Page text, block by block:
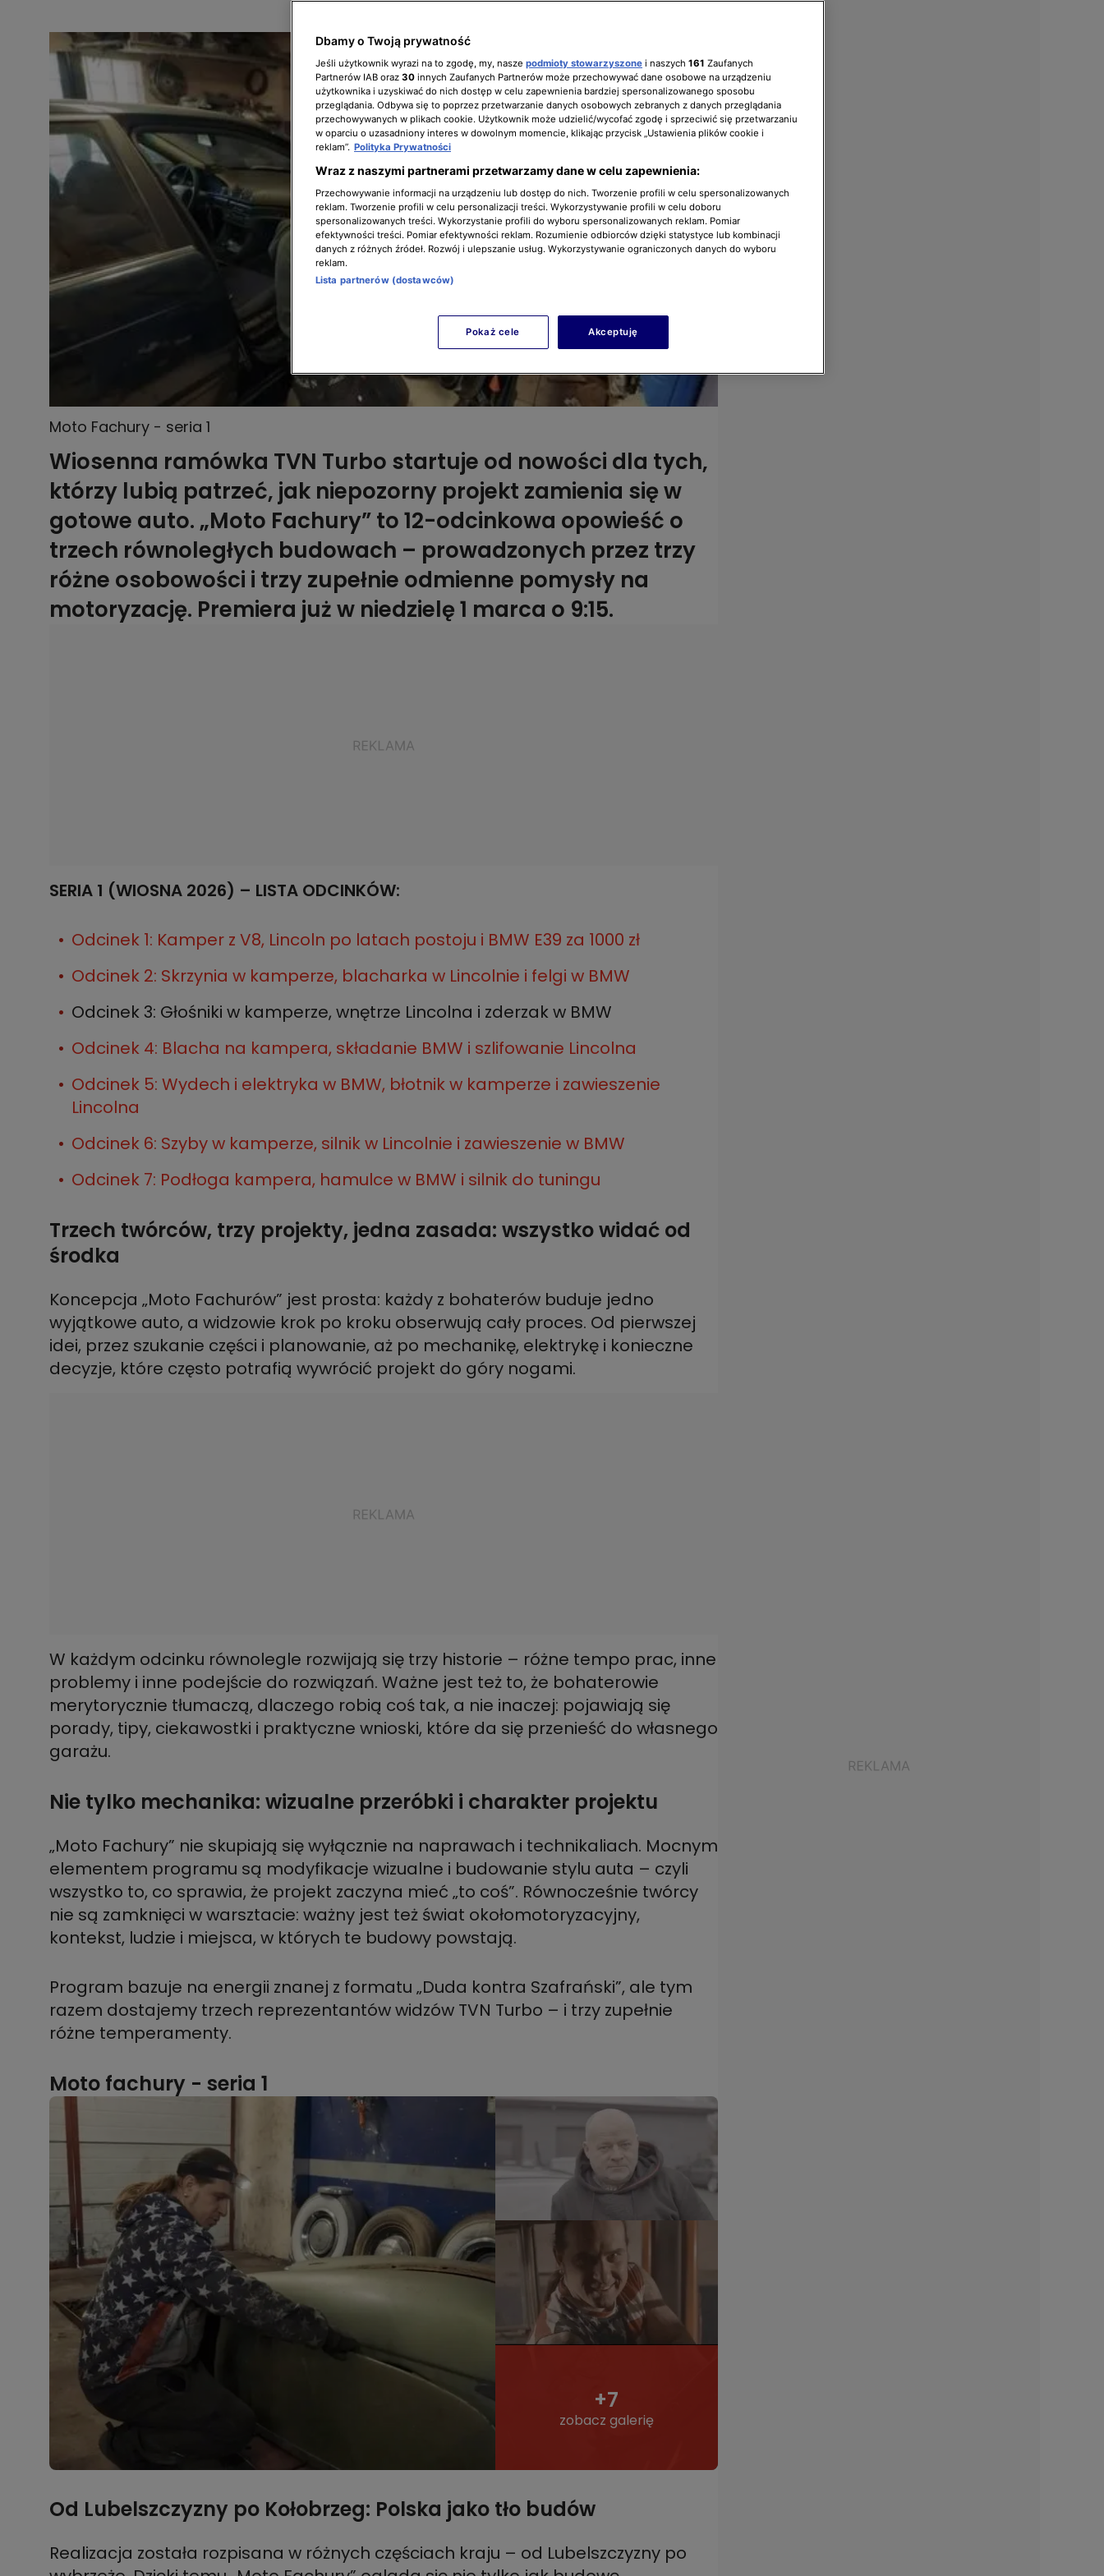
Moto Fachury - seria 1
Wiosenna ramówka TVN Turbo startuje od nowości dla tych,
którzy lubią patrzeć, jak niepozorny projekt zamienia się w
gotowe auto. „Moto Fachury” to 12-odcinkowa opowieść o
trzech równoległych budowach – prowadzonych przez trzy
różne osobowości i trzy zupełnie odmienne pomysły na
motoryzację. Premiera już w niedzielę 1 marca o 9:15.
SERIA 1 (WIOSNA 2026) – LISTA ODCINKÓW:
Odcinek 1: Kamper z V8, Lincoln po latach postoju i BMW E39 za 1000 zł
Odcinek 2: Skrzynia w kamperze, blacharka w Lincolnie i felgi w BMW
Odcinek 3: Głośniki w kamperze, wnętrze Lincolna i zderzak w BMW
Odcinek 4: Blacha na kampera, składanie BMW i szlifowanie Lincolna
Odcinek 5: Wydech i elektryka w BMW, błotnik w kamperze i zawieszenie
Lincolna
Odcinek 6: Szyby w kamperze, silnik w Lincolnie i zawieszenie w BMW
Odcinek 7: Podłoga kampera, hamulce w BMW i silnik do tuningu
Trzech twórców, trzy projekty, jedna zasada: wszystko widać od
środka
Koncepcja „Moto Fachurów” jest prosta: każdy z bohaterów buduje jedno
wyjątkowe auto, a widzowie krok po kroku obserwują cały proces. Od pierwszej
idei, przez szukanie części i planowanie, aż po mechanikę, elektrykę i konieczne
decyzje, które często potrafią wywrócić projekt do góry nogami.
W każdym odcinku równolegle rozwijają się trzy historie – różne tempo prac, inne
problemy i inne podejście do rozwiązań. Ważne jest też to, że bohaterowie
merytorycznie tłumaczą, dlaczego robią coś tak, a nie inaczej: pojawiają się
porady, tipy, ciekawostki i praktyczne wnioski, które da się przenieść do własnego
garażu.
Nie tylko mechanika: wizualne przeróbki i charakter projektu
„Moto Fachury” nie skupiają się wyłącznie na naprawach i technikaliach. Mocnym
elementem programu są modyfikacje wizualne i budowanie stylu auta – czyli
wszystko to, co sprawia, że projekt zaczyna mieć „to coś”. Równocześnie twórcy
nie są zamknięci w warsztacie: ważny jest też świat okołomotoryzacyjny,
kontekst, ludzie i miejsca, w których te budowy powstają.
Program bazuje na energii znanej z formatu „Duda kontra Szafrański”, ale tym
razem dostajemy trzech reprezentantów widzów TVN Turbo – i trzy zupełnie
różne temperamenty.
Moto fachury - seria 1
+7
zobacz galerię
Od Lubelszczyzny po Kołobrzeg: Polska jako tło budów
Realizacja została rozpisana w różnych częściach kraju – od Lubelszczyzny po
Dbamy o Twoją prywatność
Jeśli użytkownik wyrazi na to zgodę, my, nasze podmioty stowarzyszone i naszych 161 Zaufanych
Partnerów IAB oraz 30 innych Zaufanych Partnerów może przechowywać dane osobowe na urządzeniu
użytkownika i uzyskiwać do nich dostęp w celu zapewnienia bardziej spersonalizowanego sposobu
przeglądania. Odbywa się to poprzez przetwarzanie danych osobowych zebranych z danych przeglądania
przechowywanych w plikach cookie. Użytkownik może udzielić/wycofać zgodę i sprzeciwić się przetwarzaniu
w oparciu o uzasadniony interes w dowolnym momencie, klikając przycisk „Ustawienia plików cookie i
reklam”. Polityka Prywatności
Wraz z naszymi partnerami przetwarzamy dane w celu zapewnienia:
Przechowywanie informacji na urządzeniu lub dostęp do nich. Tworzenie profili w celu spersonalizowanych
reklam. Tworzenie profili w celu personalizacji treści. Wykorzystywanie profili w celu doboru
spersonalizowanych treści. Wykorzystanie profili do wyboru spersonalizowanych reklam. Pomiar
efektywności treści. Pomiar efektywności reklam. Rozumienie odbiorców dzięki statystyce lub kombinacji
danych z różnych źródeł. Rozwój i ulepszanie usług. Wykorzystywanie ograniczonych danych do wyboru
reklam.
Lista partnerów (dostawców)
Pokaż cele Akceptuję